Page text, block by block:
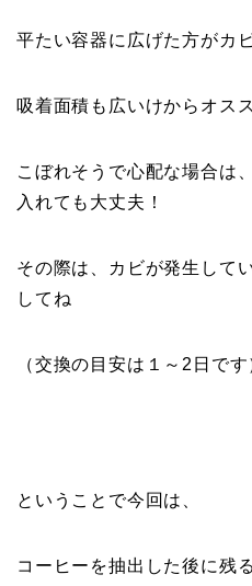
平たい容器に広げた方がカ
吸着面積も広いけからオス
こぼれそうで心配な場合は
入れても大丈夫！
その際は、カビが発生して
してね
（交換の目安は１～2日です
ということで今回は、
コーヒーを抽出した後に残